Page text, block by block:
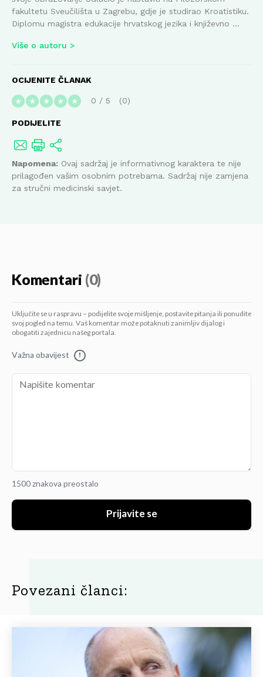
fakultetu Sveučilišta u Zagrebu, gdje je studirao Kroatistiku.
Diplomu magistra edukacije hrvatskog jezika i književno ...
Više o autoru
OCIJENITE ČLANAK
★ ★ ★ ★ ★ 0 / 5 0
PODIJELITE
Napomena: Ovaj sadržaj je informativnog karaktera te nije
prilagođen vašim osobnim potrebama. Sadržaj nije zamjena
za stručni medicinski savjet.
Komentari (0)
Uključite se u raspravu – podijelite svoje mišljenje, postavite pitanja ili ponudite
svoj pogled na temu. Vaš komentar može potaknuti zanimljiv dijalog i
obogatiti zajednicu našeg portala.
Važna obavijest !
1500 znakova preostalo
Prijavite se
Povezani članci: